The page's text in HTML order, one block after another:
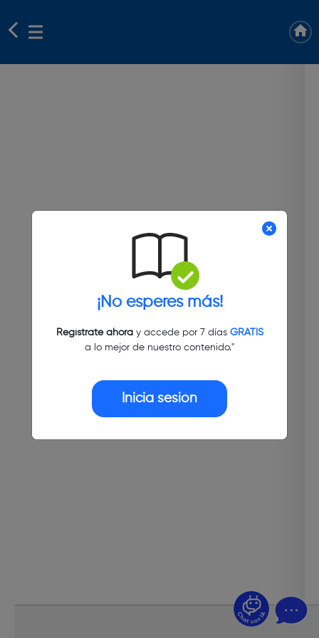
¡No esperes más!
Regístrate ahoray accede por 7 días GRATIS
a lo mejor de nuestro contenido."
Inicia sesión